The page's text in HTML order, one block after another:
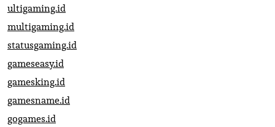
ultigaming.id
multigaming.id
statusgaming.id
gameseasy.id
gamesking.id
gamesname.id
gogames.id